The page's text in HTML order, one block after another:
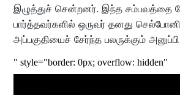
இழுத்துச் சென்றனர். இந்த சம்பவத்தை
பார்த்தவர்களில் ஒருவர் தனது
அப்பகுதியைச் சேர்ந்த பலருக்கும்